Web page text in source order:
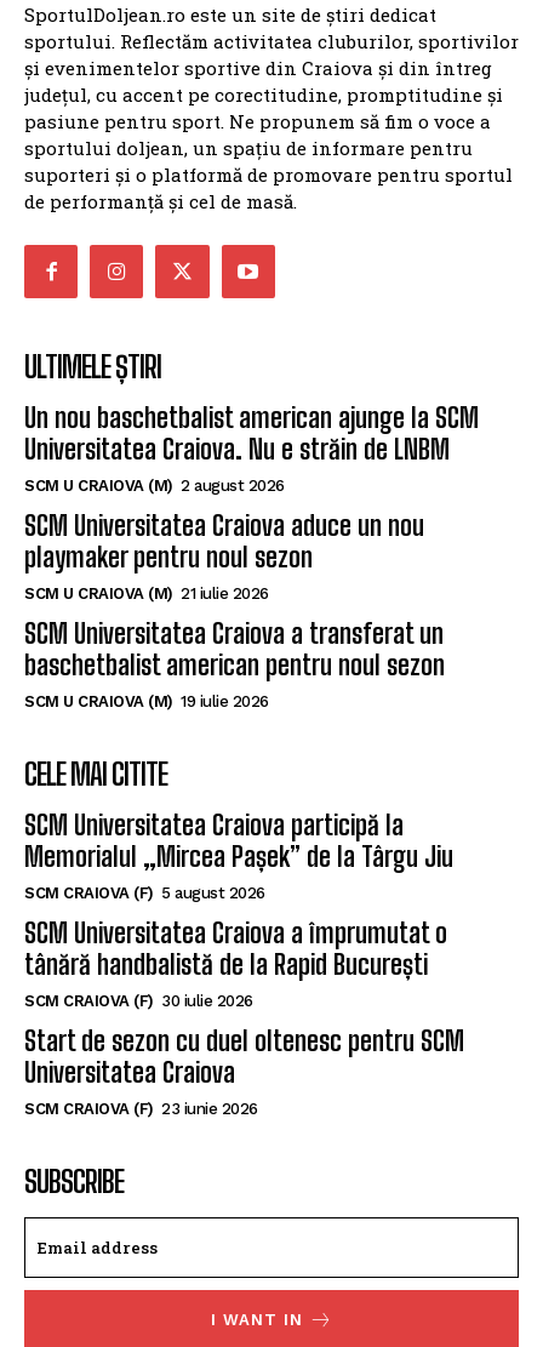
SportulDoljean.ro este un site de știri dedicat
sportului. Reflectăm activitatea cluburilor, sportivilor
și evenimentelor sportive din Craiova și din întreg
județul, cu accent pe corectitudine, promptitudine și
pasiune pentru sport. Ne propunem să fim o voce a
sportului doljean, un spațiu de informare pentru
suporteri și o platformă de promovare pentru sportul
de performanță și cel de masă.
ULTIMELE ȘTIRI
Un nou baschetbalist american ajunge la SCM
Universitatea Craiova. Nu e străin de LNBM
SCM U CRAIOVA (M) 2 august 2026
SCM Universitatea Craiova aduce un nou
playmaker pentru noul sezon
SCM U CRAIOVA (M) 21 iulie 2026
SCM Universitatea Craiova a transferat un
baschetbalist american pentru noul sezon
SCM U CRAIOVA (M) 19 iulie 2026
CELE MAI CITITE
SCM Universitatea Craiova participă la
Memorialul „Mircea Pașek” de la Târgu Jiu
SCM CRAIOVA (F) 5 august 2026
SCM Universitatea Craiova a împrumutat o
tânără handbalistă de la Rapid București
SCM CRAIOVA (F) 30 iulie 2026
Start de sezon cu duel oltenesc pentru SCM
Universitatea Craiova
SCM CRAIOVA (F) 23 iunie 2026
SUBSCRIBE
I WANT IN